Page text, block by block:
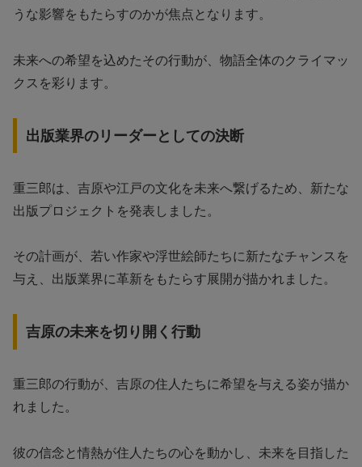
うな影響をもたらすのかが焦点となります。
未来への希望を込めたその行動が、物語全体のクライマッ
クスを彩ります。
出版業界のリーダーとしての決断
重三郎は、吉原や江戸の文化を未来へ繋げるため、新たな
出版プロジェクトを発表しました。
その計画が、若い作家や浮世絵師たちに新たなチャンスを
与え、出版業界に革新をもたらす展開が描かれました。
吉原の未来を切り開く行動
重三郎の行動が、吉原の住人たちに希望を与える姿が描か
れました。
彼の信念と情熱が住人たちの心を動かし、未来を目指した